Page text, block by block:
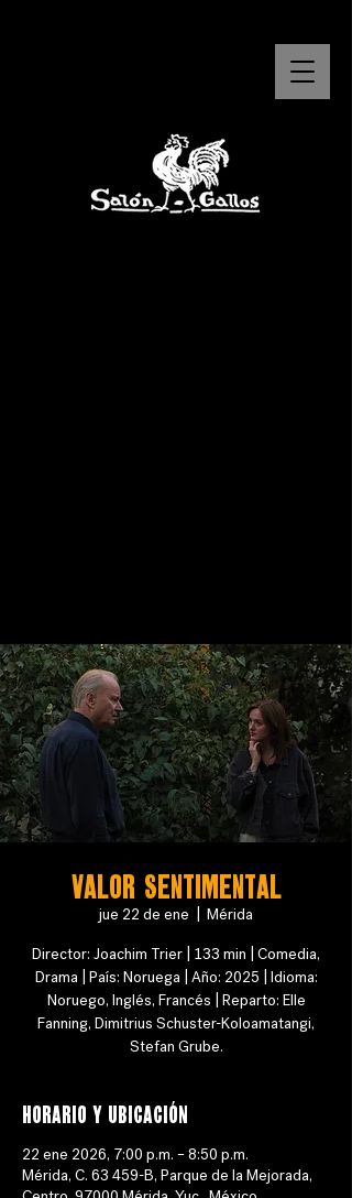
VALOR SENTIMENTAL
jue 22 de ene
Mérida
Director: Joachim Trier | 133 min | Comedia,
Drama | País: Noruega | Año: 2025 | Idioma:
Noruego, Inglés, Francés | Reparto: Elle
Fanning, Dimitrius Schuster-Koloamatangi,
Stefan Grube.
Horario y ubicación
22 ene 2026, 7:00 p.m. – 8:50 p.m.
Mérida, C. 63 459-B, Parque de la Mejorada,